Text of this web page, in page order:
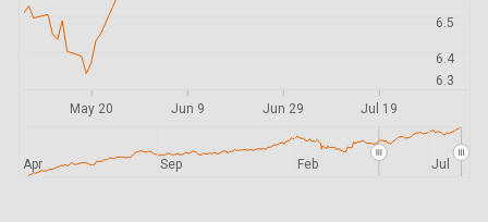
May 20 Jun 9 Jun 29 Jul 19
6.3
6.4
6.5
Apr Sep Feb Jul